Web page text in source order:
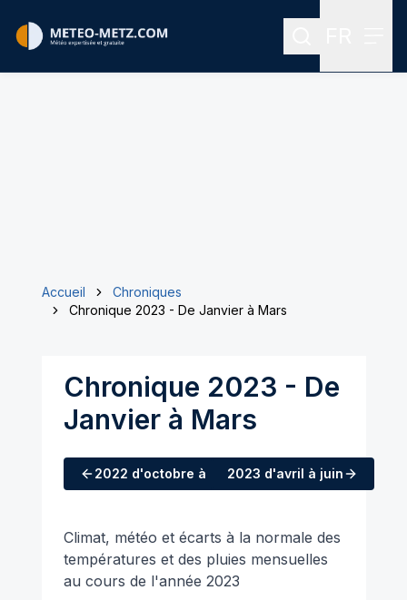
Rechercher
Accueil
Chroniques
Chronique 2023 - De Janvier à Mars
Chronique 2023 - De
Janvier à Mars
2022 d'octobre à décembre
2023 d'avril à juin
Climat, météo et écarts à la normale des
températures et des pluies mensuelles
au cours de l'année 2023